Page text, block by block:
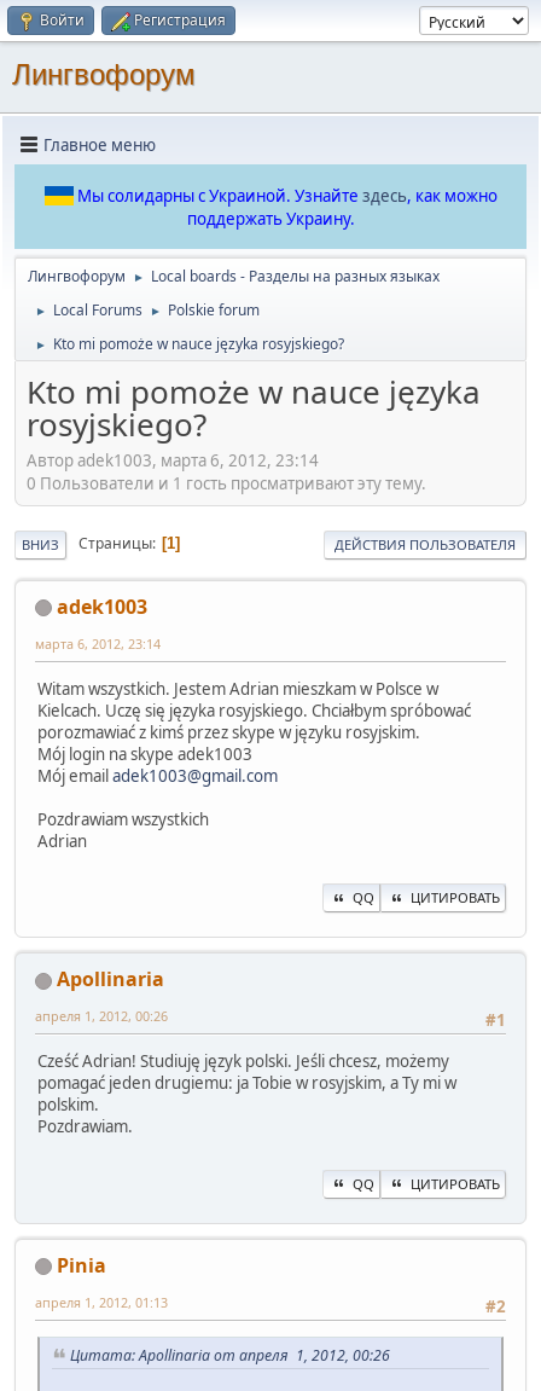
Войти Регистрация
Лингвофорум
Главное меню
Мы солидарны с Украиной. Узнайте здесь, как можно
поддержать Украину.
Лингвофорум ► Local boards - Разделы на разных языках
► Local Forums ► Polskie forum
► Kto mi pomoże w nauce języka rosyjskiego?
Kto mi pomoże w nauce języka
rosyjskiego?
Автор adek1003, марта 6, 2012, 23:14
0 Пользователи и 1 гость просматривают эту тему.
ВНИЗ Страницы 1 ДЕЙСТВИЯ ПОЛЬЗОВАТЕЛЯ
adek1003
марта 6, 2012, 23:14
Witam wszystkich. Jestem Adrian mieszkam w Polsce w
Kielcach. Uczę się języka rosyjskiego. Chciałbym spróbować
porozmawiać z kimś przez skype w języku rosyjskim.
Mój login na skype adek1003
Mój emailadek1003@gmail.com
Pozdrawiam wszystkich
Adrian
QQ ЦИТИРОВАТЬ
Apollinaria
#1
апреля 1, 2012, 00:26
Cześć Adrian! Studiuję język polski. Jeśli chcesz, możemy
pomagać jeden drugiemu: ja Tobie w rosyjskim, a Ty mi w
polskim.
Pozdrawiam.
QQ ЦИТИРОВАТЬ
Pinia
#2
апреля 1, 2012, 01:13
Цитата: Apollinaria от апреля 1, 2012, 00:26